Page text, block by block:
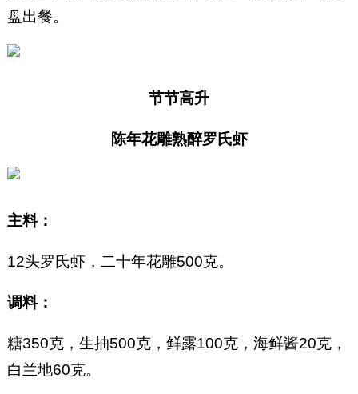
盘出餐。
节节高升
陈年花雕熟醉罗氏虾
主料：
12头罗氏虾，二十年花雕500克。
调料：
糖350克，生抽500克，鲜露100克，海鲜酱20克，
白兰地60克。